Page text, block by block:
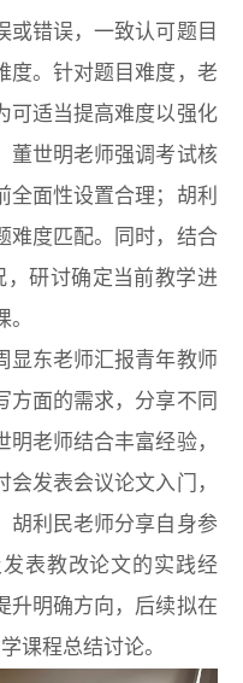
或错误，一致认可题目
度。针对题目难度，老
可适当提高难度以强化
董世明老师强调考试核
全面性设置合理；胡利
难度匹配。同时，结合
研讨确定当前教学进
显东老师汇报青年教师
方面的需求，分享不同
老师结合丰富经验，
发表会议论文入门，
胡利民老师分享自身参
表教改论文的实践经
升明确方向，后续拟在
课程总结讨论。